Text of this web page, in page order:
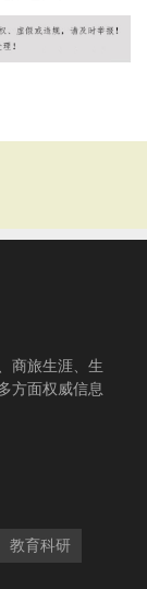
商旅生涯、生
方面权威信息
教育科研